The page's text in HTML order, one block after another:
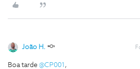
João H.
Boa tarde ​ @CP001 ,